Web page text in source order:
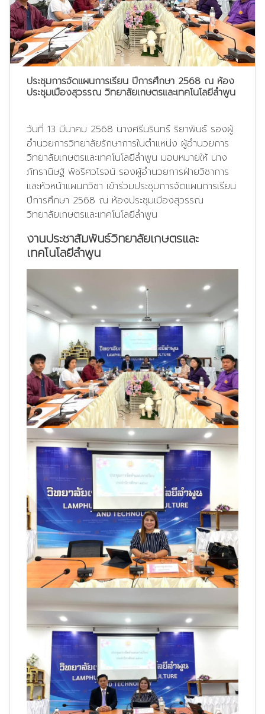
ประชุมการจัดแผนการเรียน ปีการศึกษา 2568 ณ ห้อง
ประชุมเมืองสุวรรณ วิทยาลัยเกษตรและเทคโนโลยีลำพูน
วันที่ 13 มีนาคม 2568 นางศรีนรินทร์ ริยาพันธ์ รองผู้
อำนวยการวิทยาลัยรักษาการในตำแหน่ง ผู้อำนวยการ
วิทยาลัยเกษตรและเทคโนโลยีลำพูน มอบหมายให้ นาง
ภัทรานิษฐ์ พัชริศวโรจน์ รองผู้อำนวยการฝ่ายวิชาการ
และหัวหน้าแผนกวิชา เข้าร่วมประชุมการจัดแผนการเรียน
ปีการศึกษา 2568 ณ ห้องประชุมเมืองสุวรรณ
วิทยาลัยเกษตรและเทคโนโลยีลำพูน
งานประชาสัมพันธ์วิทยาลัยเกษตรและ
เทคโนโลยีลำพูน